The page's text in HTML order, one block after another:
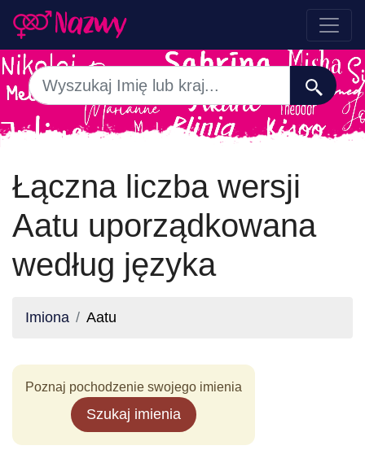
Łączna liczba wersji
Aatu uporządkowana
według języka
Imiona Aatu
Poznaj pochodzenie swojego imienia
Szukaj imienia